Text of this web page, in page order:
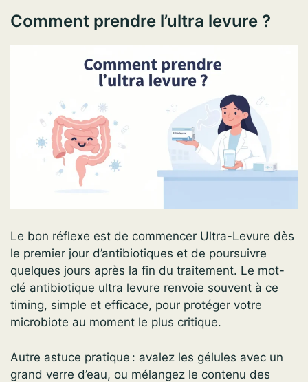
Comment prendre l’ultra levure ?
Le bon réflexe est de commencer Ultra-Levure dès
le premier jour d’antibiotiques et de poursuivre
quelques jours après la fin du traitement. Le mot-
clé antibiotique ultra levure renvoie souvent à ce
timing, simple et efficace, pour protéger votre
microbiote au moment le plus critique.
Autre astuce pratique : avalez les gélules avec un
grand verre d’eau, ou mélangez le contenu des